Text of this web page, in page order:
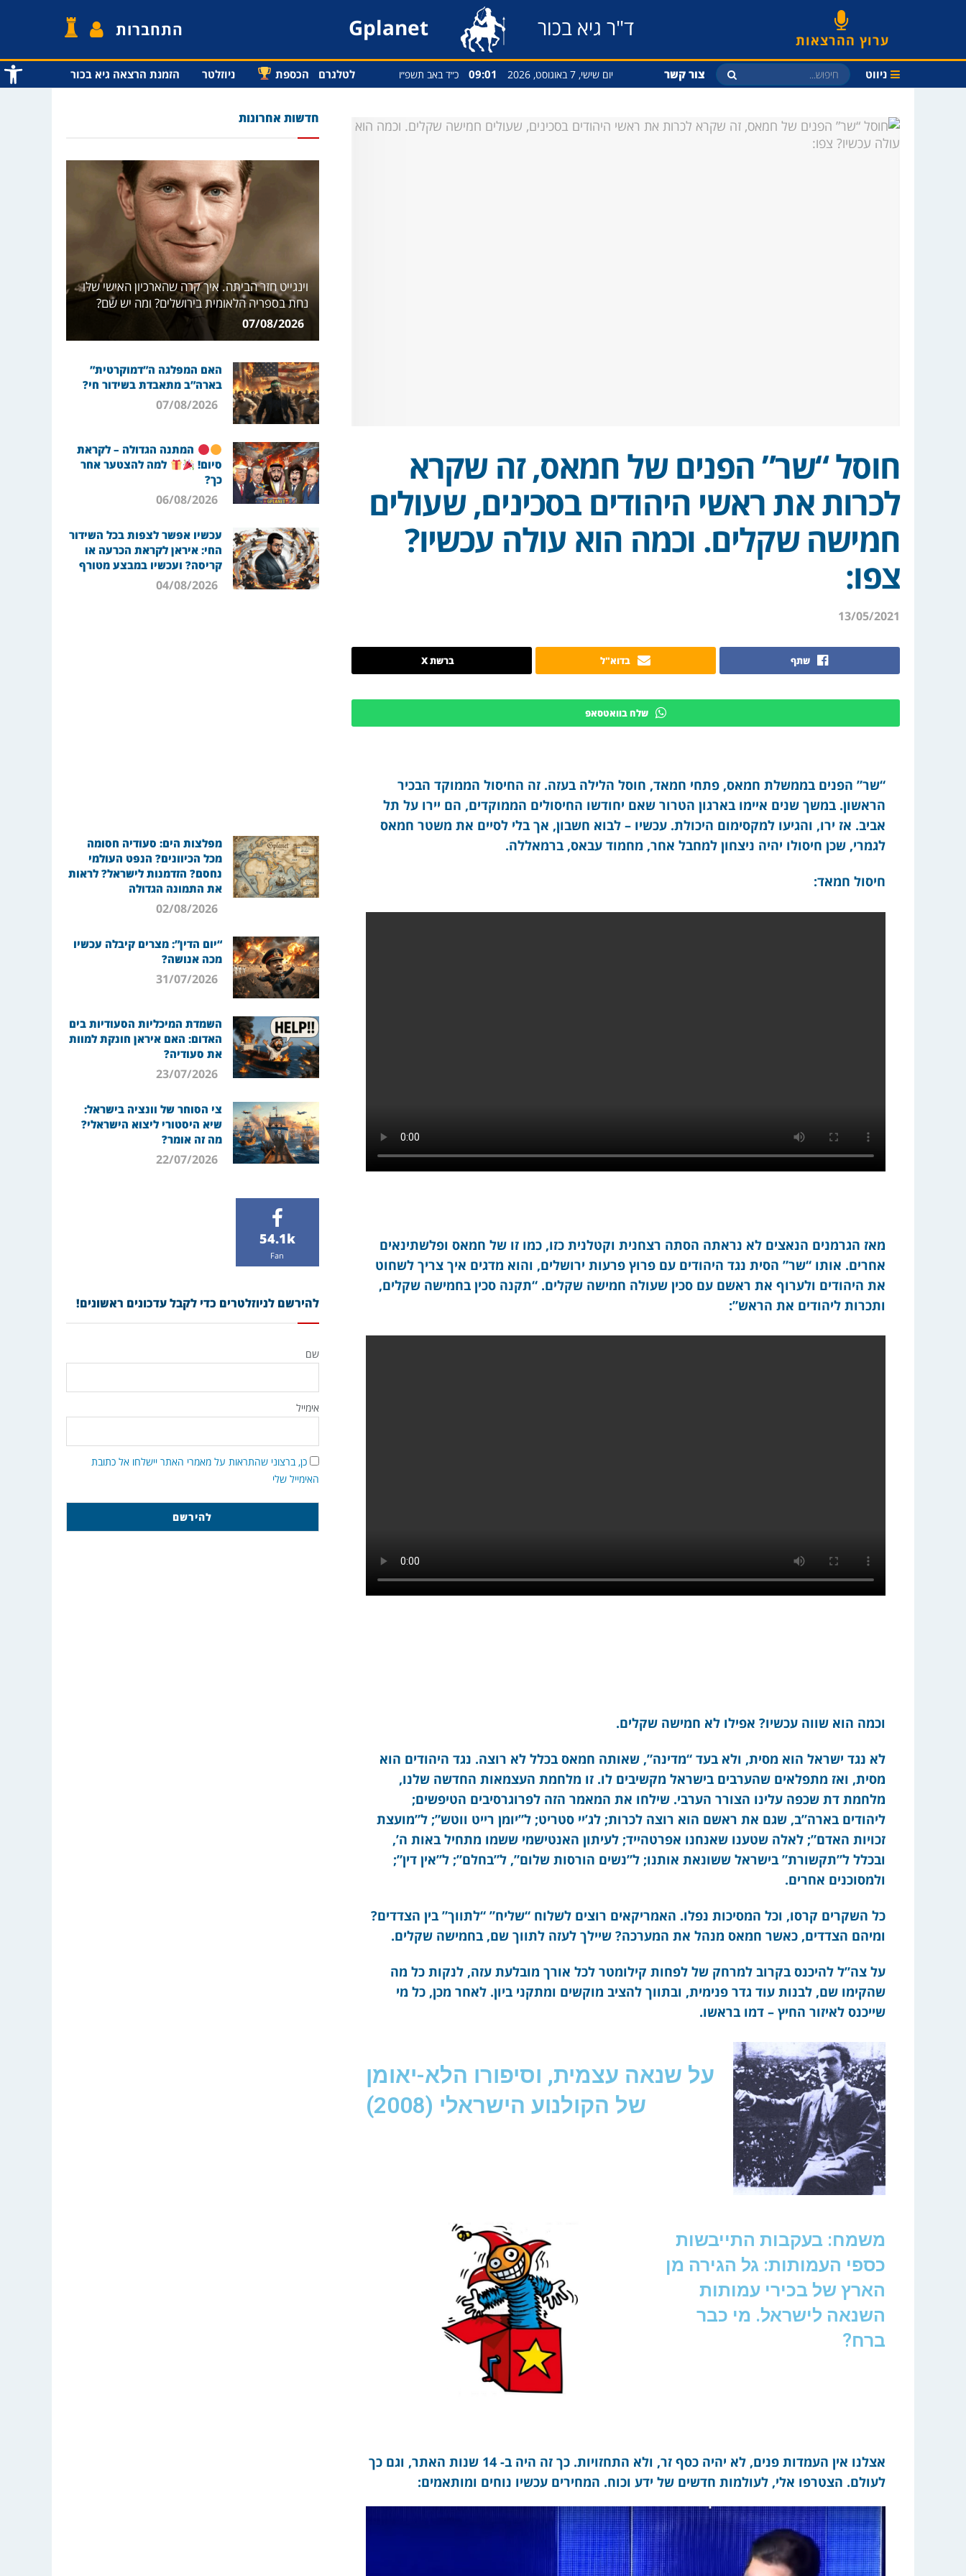
פתח
ערוץ ההרצאות ד"ר גיא בכור Gplanet התחברות
ניווט צור קשר יום שישי, 7 באוגוסט, 2026 09:01 כ״ד באב תשפ״ו לטלגרם הכספת ניוזלטר הזמנת הרצאה גיא בכור
חוסל “שר” הפנים של חמאס, זה שקרא
לכרות את ראשי היהודים בסכינים, שעולים
חמישה שקלים. וכמה הוא עולה עכשיו?
צפו:
13/05/2021
שתף בדוא"ל ברשת X
שלח בוואטסאפ
“שר” הפנים בממשלת חמאס, פתחי חמאד, חוסל הלילה בעזה. זה החיסול הממוקד הבכיר
הראשון. במשך שנים איימו בארגון הטרור שאם יחודשו החיסולים הממוקדים, הם יירו על תל
אביב. אז ירו, והגיעו למקסימום היכולת. עכשיו – לבוא חשבון, אך בלי לסיים את משטר חמאס
לגמרי, שכן חיסולו יהיה ניצחון למחבל אחר, מחמוד עבאס, ברמאללה.
חיסול חמאד:
מאז הגרמנים הנאצים לא נראתה הסתה רצחנית וקטלנית כזו, כמו זו של חמאס ופלשתינאים
אחרים. אותו “שר” הסית נגד היהודים עם פרוץ פרעות ירושלים, והוא מדגים איך צריך לשחוט
את היהודים ולערוף את ראשם עם סכין שעולה חמישה שקלים. “תקנה סכין בחמישה שקלים,
ותכרות ליהודים את הראש”:
וכמה הוא שווה עכשיו? אפילו לא חמישה שקלים.
לא נגד ישראל הוא מסית, ולא בעד “מדינה”, שאותה חמאס בכלל לא רוצה. נגד היהודים הוא
מסית, ואז מתפלאים שהערבים בישראל מקשיבים לו. זו מלחמת העצמאות החדשה שלנו,
מלחמת דת שכפה עלינו הצורר הערבי. שילחו את המאמר הזה לפרוגרסיבים הטיפשים;
ליהודים בארה”ב, שגם את ראשם הוא רוצה לכרות; לג’יי סטריט; ל”יומן רייט ווטש”; ל”מועצת
זכויות האדם”; לאלה שטענו שאנחנו אפרטהייד; לעיתון האנטישמי ששמו מתחיל באות ה’,
ובכלל ל”תקשורת” בישראל ששונאת אותנו; ל”נשים הורסות שלום”, ל”בחלם”; ל”אין דין”;
ולמסוכנים אחרים.
כל השקרים קרסו, וכל המסיכות נפלו. האמריקאים רוצים לשלוח “שליח” “לתווך” בין הצדדים?
ומיהם הצדדים, כאשר חמאס מנהל את המערכה? שיילך לעזה לתווך שם, בחמישה שקלים.
על צה”ל להיכנס בקרוב למרחק של לפחות קילומטר לכל אורך מובלעת עזה, לנקות כל מה
שהקימו שם, לבנות עוד גדר פנימית, ובתווך להציב מוקשים ומתקני ביון. לאחר מכן, כל מי
שייכנס לאיזור החיץ – דמו בראשו.
על שנאה עצמית, וסיפורו הלא-יאומן
של הקולנוע הישראלי (2008)
משמח: בעקבות התייבשות
כספי העמותות: גל הגירה מן
הארץ של בכירי עמותות
השנאה לישראל. מי כבר
ברח?
אצלנו אין העמדות פנים, לא יהיה כסף זר, ולא התחזויות. כך זה היה ב- 14 שנות האתר, וגם כך
לעולם. הצטרפו אלי, לעולמות חדשים של ידע וכוח. המחירים עכשיו נוחים ומותאמים:
חדשות אחרונות
וינגייט חזר הביתה. איך קרה שהארכיון האישי שלו
נחת בספריה הלאומית בירושלים? ומה יש שם?
07/08/2026
האם המפלגה ה”דמוקרטית”
בארה”ב מתאבדת בשידור חי?
07/08/2026
המתנה הגדולה – לקראת
סיום!
למה להצטער אחר
כך?
06/08/2026
עכשיו אפשר לצפות בכל השידור
החי: איראן לקראת הכרעה או
קריסה? ועכשיו במבצע מטורף
04/08/2026
מפלצות הים: סעודיה חסומה
מכל הכיוונים? הנפט העולמי
נחסם? הזדמנות לישראל? לראות
את התמונה הגדולה
02/08/2026
“יום הדין”: מצרים קיבלה עכשיו
מכה אנושה?
31/07/2026
השמדת המיכליות הסעודיות בים
האדום: האם איראן חונקת למוות
את סעודיה?
23/07/2026
צי הסוחר של וונציה בישראל:
שיא היסטורי ליצוא הישראלי?
מה זה אומר?
22/07/2026
54.1k
Fan
להירשם לניוזלטרים כדי לקבל עדכונים ראשונים!
שם
אימייל
כן, ברצוני שהתראות על מאמרי האתר יישלחו אל כתובת
האימייל שלי